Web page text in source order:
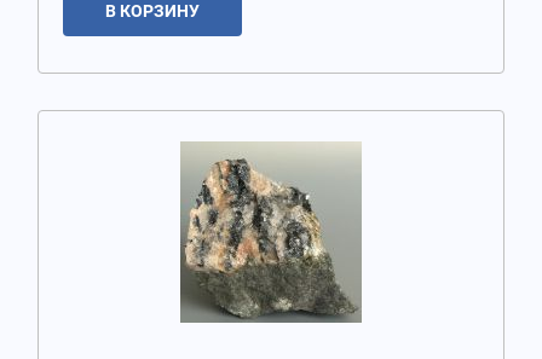
В КОРЗИНУ